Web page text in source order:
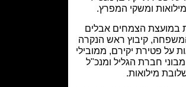
ומשקי המפרץ.
הצמחים אבלים
ראש הנקרה
יקירם, ממובילי
הגליל ומנכ"ל